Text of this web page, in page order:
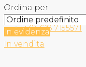
+39 328 7155571
Ordina per:
In evidenza
In vendita